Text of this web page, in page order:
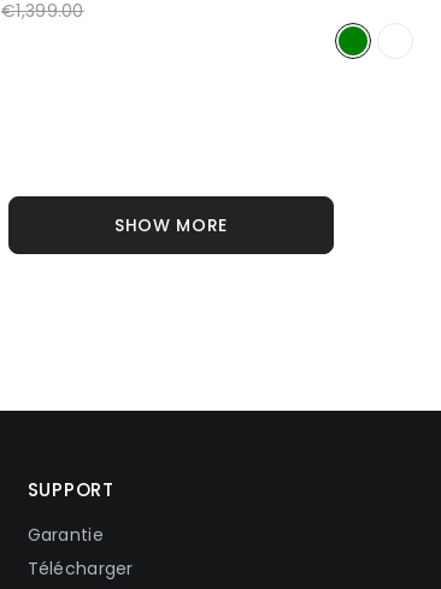
€1,399.00
SHOW MORE
SUPPORT
Garantie
Télécharger